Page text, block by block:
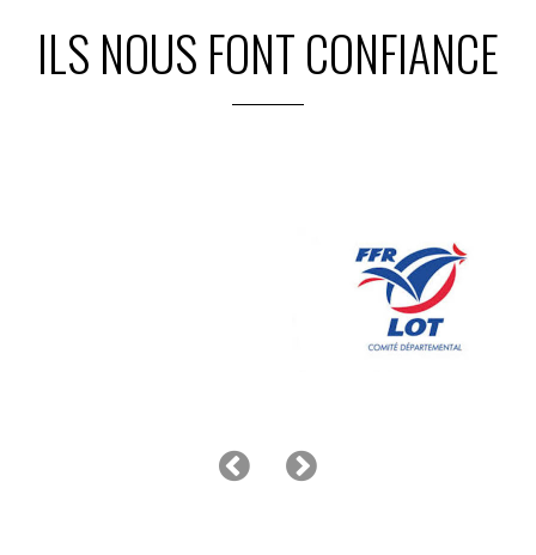
ILS NOUS FONT CONFIANCE